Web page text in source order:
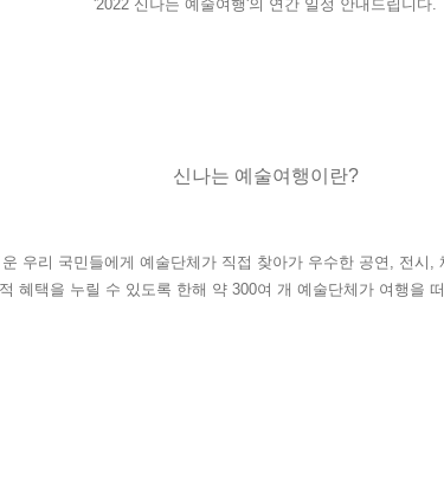
'2022 신나는 예술여행'의 연간 일정 안내드립니다.
신나는 예술여행이란?
우리 국민들에게 예술단체가 직접 찾아가 우수한 공연, 전
혜택을 누릴 수 있도록 한해 약 300여 개 예술단체가 여행을